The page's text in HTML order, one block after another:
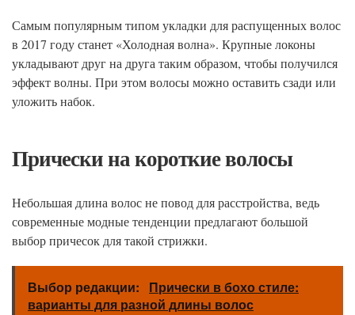
Самым популярным типом укладки для распущенных волос
в 2017 году станет «Холодная волна». Крупные локоны
укладывают друг на друга таким образом, чтобы получился
эффект волны. При этом волосы можно оставить сзади или
уложить набок.
Прически на короткие волосы
Небольшая длина волос не повод для расстройства, ведь
современные модные тенденции предлагают большой
выбор причесок для такой стрижки.
Выбор редакции:
Прически в бохо стиле:
варианты для разной длины волос